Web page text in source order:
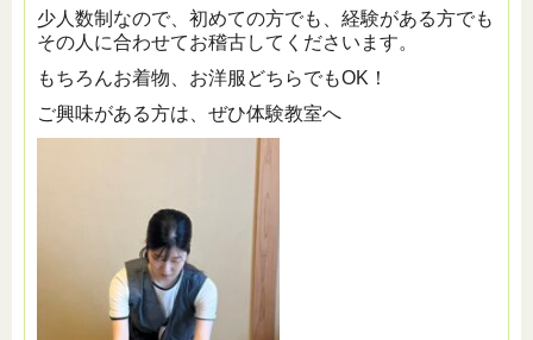
少人数制なので、初めての方でも、経験がある方でも
その人に合わせてお稽古してくださいます。
もちろんお着物、お洋服どちらでもOK！
ご興味がある方は、ぜひ体験教室へ